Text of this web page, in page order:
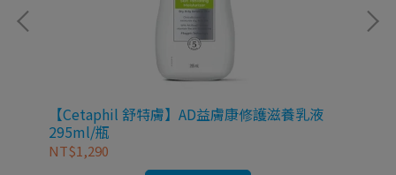
【Cetaphil 舒特膚】AD益膚康修護滋養乳液
295ml/瓶
NT$1,290